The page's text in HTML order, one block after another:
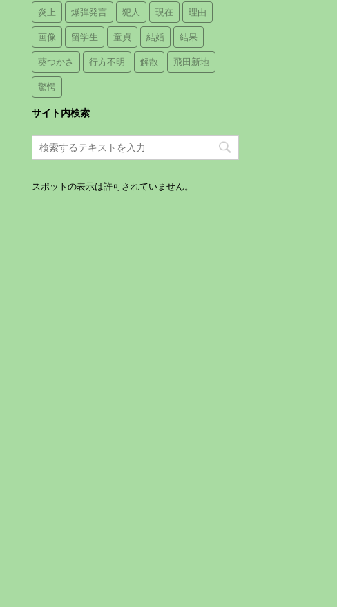
炎上 爆弾発言 犯人 現在 理由
画像 留学生 童貞 結婚 結果
葵つかさ 行方不明 解散 飛田新地
驚愕
サイト内検索